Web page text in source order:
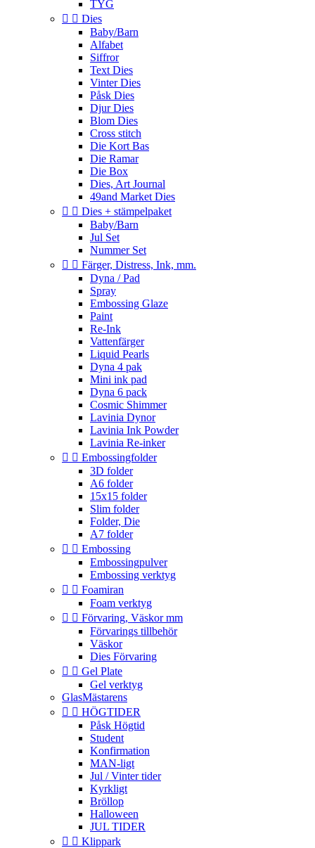
TYG
  Dies
Baby/Barn
Alfabet
Siffror
Text Dies
Vinter Dies
Påsk Dies
Djur Dies
Blom Dies
Cross stitch
Die Kort Bas
Die Ramar
Die Box
Dies, Art Journal
49and Market Dies
  Dies + stämpelpaket
Baby/Barn
Jul Set
Nummer Set
  Färger, Distress, Ink, mm.
Dyna / Pad
Spray
Embossing Glaze
Paint
Re-Ink
Vattenfärger
Liquid Pearls
Dyna 4 pak
Mini ink pad
Dyna 6 pack
Cosmic Shimmer
Lavinia Dynor
Lavinia Ink Powder
Lavinia Re-inker
  Embossingfolder
3D folder
A6 folder
15x15 folder
Slim folder
Folder, Die
A7 folder
  Embossing
Embossingpulver
Embossing verktyg
  Foamiran
Foam verktyg
  Förvaring, Väskor mm
Förvarings tillbehör
Väskor
Dies Förvaring
  Gel Plate
Gel verktyg
GlasMästarens
  HÖGTIDER
Påsk Högtid
Student
Konfirmation
MAN-ligt
Jul / Vinter tider
Kyrkligt
Bröllop
Halloween
JUL TIDER
  Klippark